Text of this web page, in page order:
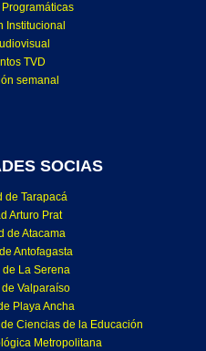
Institucional
TVD
semanal
SOCIAS
de Tarapacá
Arturo Prat
de Atacama
Antofagasta
La Serena
Valparaíso
Playa Ancha
Ciencias de la Educación
Metropolitana